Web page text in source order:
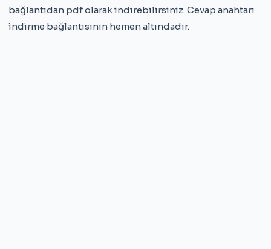
bağlantıdan pdf olarak indirebilirsiniz. Cevap anahtarı
indirme bağlantısının hemen altındadır.